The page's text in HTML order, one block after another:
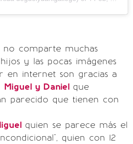
no comparte muchas
y las pocas imágenes
en internet son gracias a
Miguel y Daniel que
parecido que tienen con
quien se parece más el
quien con 12